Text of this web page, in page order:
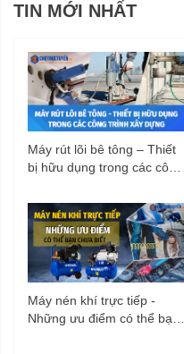
TIN MỚI NHẤT
Máy rút lõi bê tông – Thiết
bị hữu dụng trong các công
Máy nén khí trực tiếp -
Những ưu điểm có thể bạn